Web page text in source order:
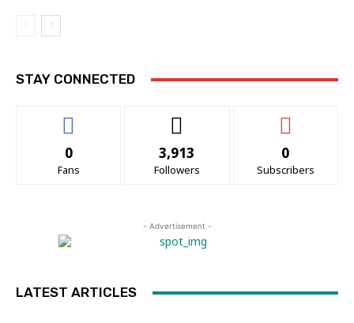
STAY CONNECTED
0
Fans
3,913
Followers
0
Subscribers
- Advertisement -
LATEST ARTICLES